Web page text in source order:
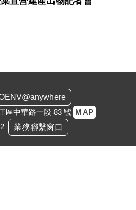
區中華路一段 83 號 MAP
業務聯繫窗口